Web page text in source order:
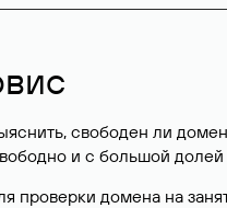
свободен ли
и с большой долей
проверки домена на